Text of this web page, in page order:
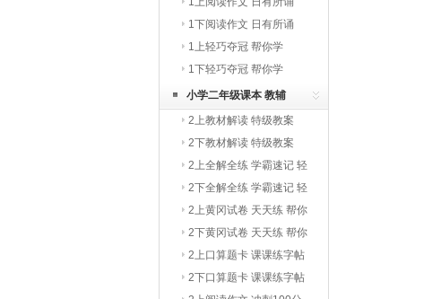
1下阅读作文 日有所诵
1上轻巧夺冠 帮你学
1下轻巧夺冠 帮你学
小学二年级课本 教辅
2上教材解读 特级教案
2下教材解读 特级教案
2上全解全练 学霸速记 轻
巧夺冠
2下全解全练 学霸速记 轻
巧夺冠
2上黄冈试卷 天天练 帮你
学2下黄冈试卷 天天练 帮你
学2上口算题卡 课课练字帖
写字教材
2下口算题卡 课课练字帖